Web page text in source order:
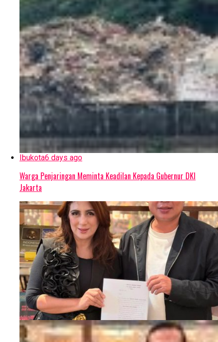
Ibukota6 days ago
Warga Penjaringan Meminta Keadilan Kepada Gubernur DKI
Jakarta